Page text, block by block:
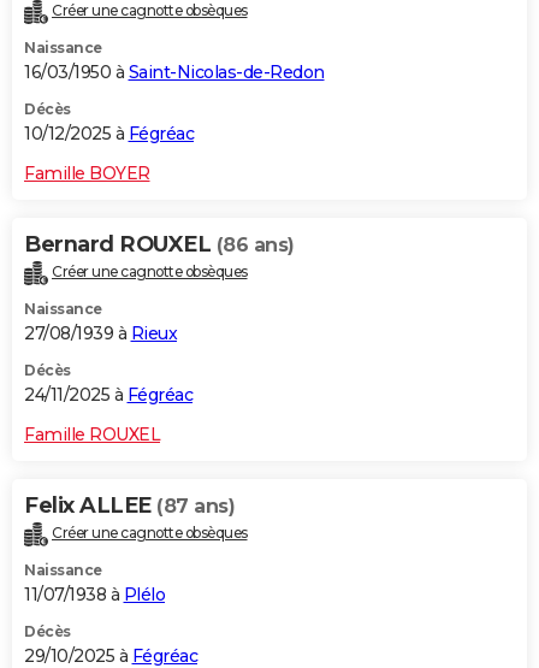
Créer une cagnotte obsèques
Naissance
16/03/1950 à Saint-Nicolas-de-Redon
Décès
10/12/2025 à Fégréac
Famille BOYER
Bernard ROUXEL (86 ans)
Créer une cagnotte obsèques
Naissance
27/08/1939 à Rieux
Décès
24/11/2025 à Fégréac
Famille ROUXEL
Felix ALLEE (87 ans)
Créer une cagnotte obsèques
Naissance
11/07/1938 à Plélo
Décès
29/10/2025 à Fégréac